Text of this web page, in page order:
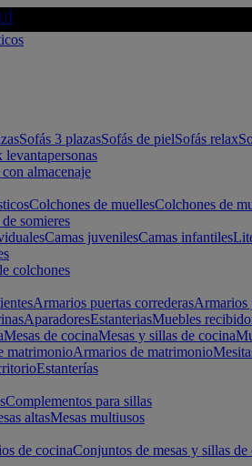
Sofás 3 plazasSofás de pielSofás relax
levantapersonas
almacenaje
Colchones de muellesColchones de
de somieres
Camas juvenilesCamas infantiles
colchones
Armarios puertas correderasArmarios
AparadoresEstanteriasMuebles
Mesas de cocinaMesas y sillas de cocina
matrimonioArmarios de matrimonio
Estanterías
Complementos para sillas
altasMesas multiusos
de cocinaConjuntos de mesas y sillas de